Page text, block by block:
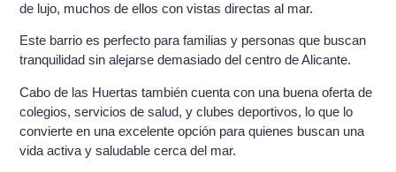
de lujo, muchos de ellos con vistas directas al mar.
Este barrio es perfecto para familias y personas que buscan
tranquilidad sin alejarse demasiado del centro de Alicante.
Cabo de las Huertas también cuenta con una buena oferta de
colegios, servicios de salud, y clubes deportivos, lo que lo
convierte en una excelente opción para quienes buscan una
vida activa y saludable cerca del mar.